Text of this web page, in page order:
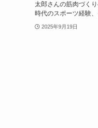
太郎さんの筋肉づく
時代のスポーツ経験、
2025年9月19日